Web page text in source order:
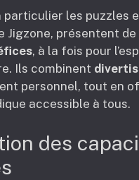
particulier les puzzles
Jigzone, présentent de
, à la fois pour
Ils combinent
personnel, tout en
accessible à tous.
des